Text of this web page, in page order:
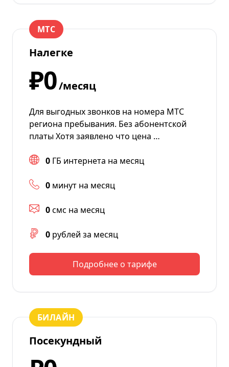
МТС
Налегке
₽0/месяц
Для выгодных звонков на номера МТС
региона пребывания. Без абонентской
платы Хотя заявлено что цена …
0 ГБ интернета на месяц
0 минут на месяц
0смс на месяц
0 рублей за месяц
Подробнее о тарифе
БИЛАЙН
Посекундный